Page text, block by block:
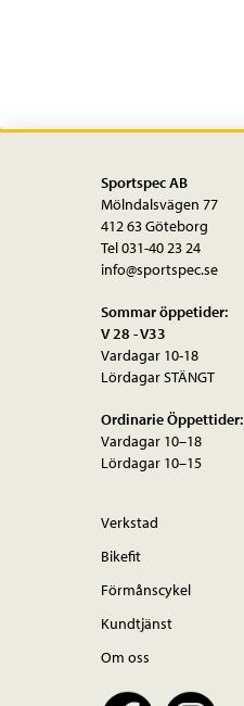
Sportspec AB
Mölndalsvägen 77
412 63 Göteborg
Tel 031-40 23 24
info@sportspec.se
Sommar öppetider:
V 28 - V33
Vardagar 10-18
Lördagar STÄNGT
Ordinarie Öppettider:
Vardagar 10–18
Lördagar 10–15
Verkstad
Bikefit
Förmånscykel
Kundtjänst
Om oss